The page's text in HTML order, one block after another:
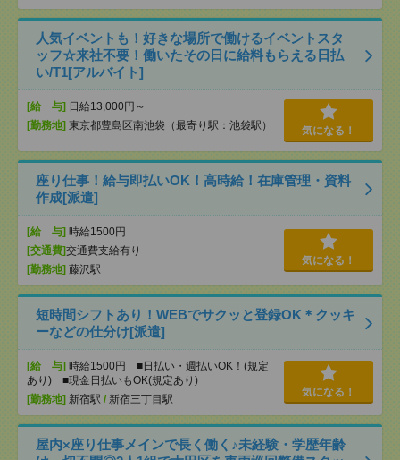
人気イベントも！好きな場所で働けるイベントスタ
ッフ☆来社不要！働いたその日に給料もらえる日払
い/T1[アルバイト]
[給 与] 日給13,000円～
[勤務地] 東京都豊島区南池袋（最寄り駅：池袋駅） 気になる！
座り仕事！給与即払いOK！高時給！在庫管理・資料
作成[派遣]
[給 与] 時給1500円
[交通費]交通費支給有り
[勤務地] 藤沢駅
気になる！
短時間シフトあり！WEBでサクッと登録OK＊クッキ
ーなどの仕分け[派遣]
[給 与] 時給1500円 ■日払い・週払いOK！(規定
あり) ■現金日払いもOK(規定あり)
[勤務地] 新宿駅 / 新宿三丁目駅
気になる！
屋内×座り仕事メインで長く働く♪未経験・学歴年齢